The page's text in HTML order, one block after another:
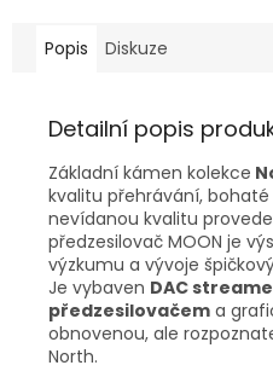
Popis Diskuze
Detailní popis
Základní kámen kolekce
kvalitu přehrávání,
nevídanou kvalitu
předzesilovač MOON je
výzkumu a vývoje
Je vybaven DAC
předzesilovačem a
obnovenou, ale
North.